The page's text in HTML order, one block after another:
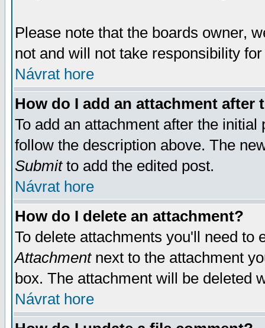
Please note that the boards owner,
not and will not take responsibility
Návrat hore
How do I add an attachment after
To add an attachment after the
follow the description above. The
Submitto add the edited post.
Návrat hore
How do I delete an attachment?
To delete attachments you'll need
Attachmentnext to the attachment
box. The attachment will be deleted
Návrat hore